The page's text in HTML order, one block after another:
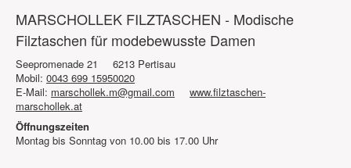
MARSCHOLLEK FILZTASCHEN - Modische
Filztaschen für modebewusste Damen
Seepromenade 21
6213 Pertisau
Mobil: 0043 699 15950020
E-Mail: marschollek.m@gmail.com
www.filztaschen-
marschollek.at
Öffnungszeiten
Montag bis Sonntag von 10.00 bis 17.00 Uhr